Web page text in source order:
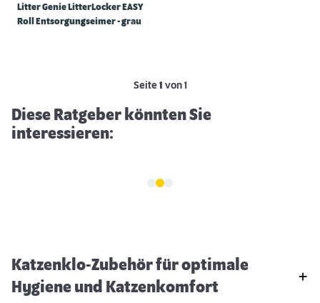
Litter Genie LitterLocker EASY
Roll Entsorgungseimer - grau
Seite1 von 1
Diese Ratgeber könnten Sie
interessieren:
Katzenklo-Zubehör für optimale
Hygiene und Katzenkomfort